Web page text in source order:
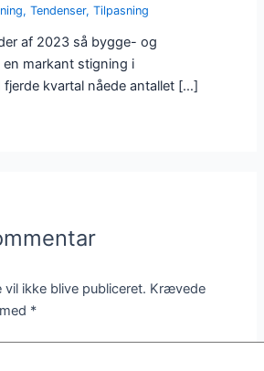
,Tendenser,Tilpasning
af 2023 så bygge- og
markant stigning i
kvartal nåede antallet […]
vil ikke blive publiceret. Krævede
*